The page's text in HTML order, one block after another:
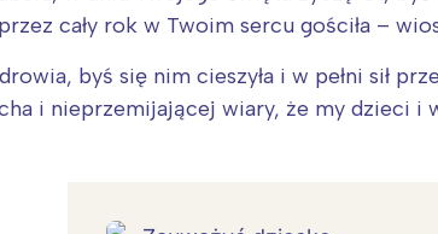
cały rok w Twoim sercu gościła –
byś się nim cieszyła i w pełni sił
i nieprzemijającej wiary, że my dzieci i